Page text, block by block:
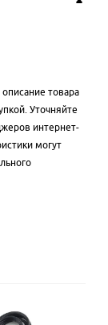
товара
Уточняйте
интернет-
могут